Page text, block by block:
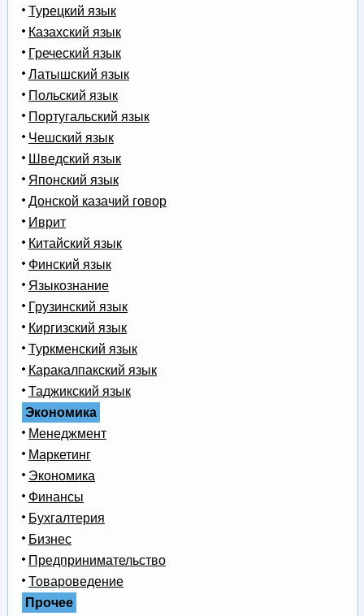
Турецкий язык
Казахский язык
Греческий язык
Латышский язык
Польский язык
Португальский язык
Чешский язык
Шведский язык
Японский язык
Донской казачий говор
Иврит
Китайский язык
Финский язык
Языкознание
Грузинский язык
Киргизский язык
Туркменский язык
Каракалпакский язык
Таджикский язык
Экономика
Менеджмент
Маркетинг
Экономика
Финансы
Бухгалтерия
Бизнес
Предпринимательство
Товароведение
Прочее